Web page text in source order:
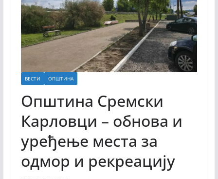
ВЕСТИ ОПШТИНА
Општина Сремски
Карловци – обнова и
уређење места за
одмор и рекреацију